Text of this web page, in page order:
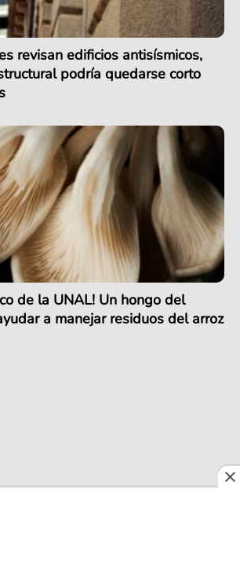
revisan edificios antisísmicos,
podría quedarse corto
de la UNAL! Un hongo del
a manejar residuos del arroz